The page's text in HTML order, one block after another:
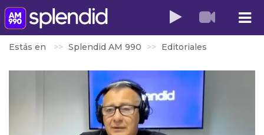
Estás en Splendid AM 990 Editoriales